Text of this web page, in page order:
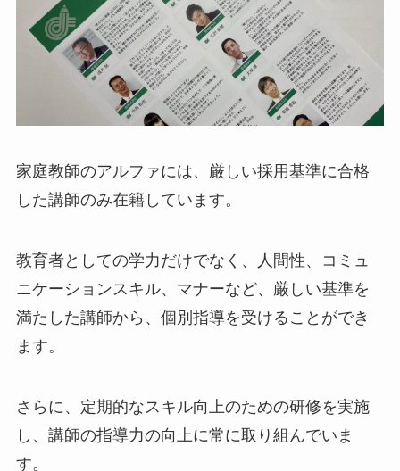
家庭教師のアルファには、厳しい採用基準に合格
した講師のみ在籍しています。
教育者としての学力だけでなく、人間性、コミュ
ニケーションスキル、マナーなど、厳しい基準を
満たした講師から、個別指導を受けることができ
ます。
さらに、定期的なスキル向上のための研修を実施
し、講師の指導力の向上に常に取り組んでいま
す。